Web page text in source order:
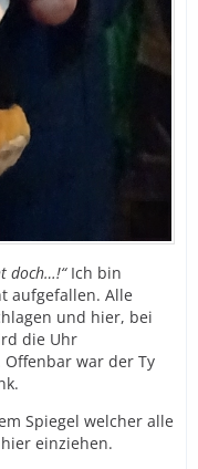
doch…!“ Ich bin
aufgefallen. Alle
und hier, bei
die Uhr
war der Ty
Spiegel welcher alle
einziehen.